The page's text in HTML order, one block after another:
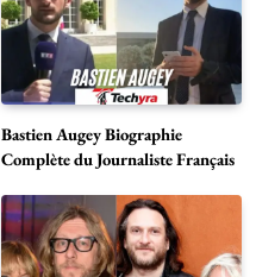
Bastien Augey Biographie
Complète du Journaliste Français